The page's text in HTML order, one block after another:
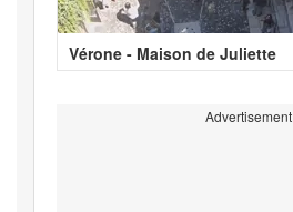
Vérone - Maison de Juliette
Advertisement